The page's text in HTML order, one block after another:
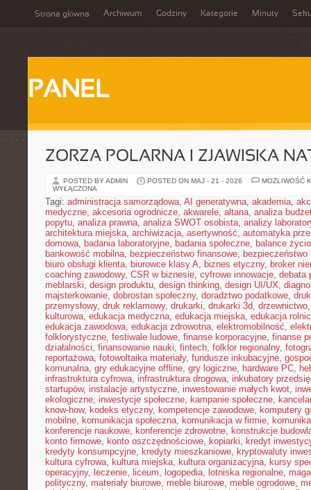
Strona główna Archiwum Godziny Kategorie Minuty
PANEL
ZORZA POLARNA I ZJAWISKA
POSTED BY ADMIN POSTED ON MAJ - 21 - 2026
MOŻLIWOŚĆ
WYŁĄCZONA
Tagi: administracja samorządowa, AI generatywna, akademia,
medyczne, akcesoria ogrodnicze, akwarele, altana, analiza
popytu, analiza prawna, analiza SWOT osobista, analizy
architektura miejska, archiwizacja, asertywność, automatyka
domowa, badania laboratoryjne, badania społeczne, balance
bankowość mobilna, bezpieczeństwo finansowe, bezpieczeństwo
biuro obsługi klienta, biurowce klasy A, biznes etyczny, broker
coaching zawodowy, CSR w biznesie, cyfrowe innowacje, debata
meblarski, design produktu, design thinking, design UI/UX,
majsterkowanie, dobrostan społeczny, doradztwo podatkowe,
przemysłowy, druk reklamowy, drukarki, drukarki 3d, drzewnictwo
kulturowa, edukacja medyczna, edukacja miejska, edukacja
edukacja zawodowa, edukacja zdrowotna, elektromobilność,
folklorystyczne, festiwale ludowe, finanse korporacyjne, finanse
działalności, finansowanie nauki, fintech, folklor regionalny,
reportażowa, fotowoltaika materiały, fundusze inkubacyjne,
komunalna, gry edukacyjne offline, gry logiczne, hardware PC,
infrastruktura cyfrowa, infrastruktura drogowa, inkubatory
startupów, instalacje artystyczne, inwestowanie małych kwot,
ekologiczne, inwestycje społeczne, kampanie społeczne,
know-how, kodeks etyczny, kompetencje zawodowe, komputery
mobilne, komunikacja społeczna, komunikacja w firmie,
konferencje naukowe, konferencje zdrowotne, konstrukcje
konto firmowe, konto oszczędnościowe, kopiarki, kredyt
kredyty konsumpcyjne, kredyty mieszkaniowe, kryptowaluty
kultura cyfrowa, kultura miejska, kultura organizacyjna, kursy
operacyjny, leczenie, liceum, logopedia, lotniska regionalne,
polityczny, materiały biurowe, meble biurowe, meble ogrodowe,